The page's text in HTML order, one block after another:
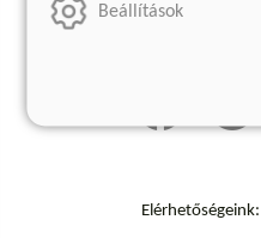
Szállítási információk
Elérhetőségeink:
Beállítások